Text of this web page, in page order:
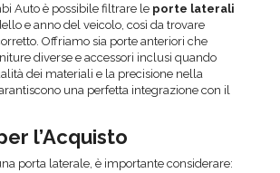
Auto è possibile filtrare le porte laterali
e anno del veicolo, così da trovare
Offriamo sia porte anteriori che
diverse e accessori inclusi quando
dei materiali e la precisione nella
una perfetta integrazione con il
l’Acquisto
porta laterale, è importante considerare: